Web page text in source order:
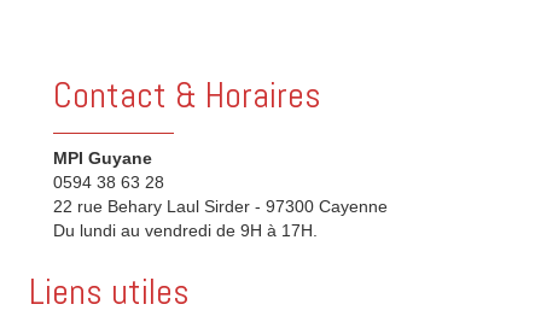
Contact & Horaires
MPI Guyane
0594 38 63 28
22 rue Behary Laul Sirder - 97300 Cayenne
Du lundi au vendredi de 9H à 17H.
Liens utiles